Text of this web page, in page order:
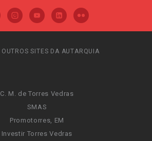
OUTROS SITES DA AUTARQUIA
C. M. de Torres Vedras
SMAS
Promotorres, EM
Investir Torres Vedras